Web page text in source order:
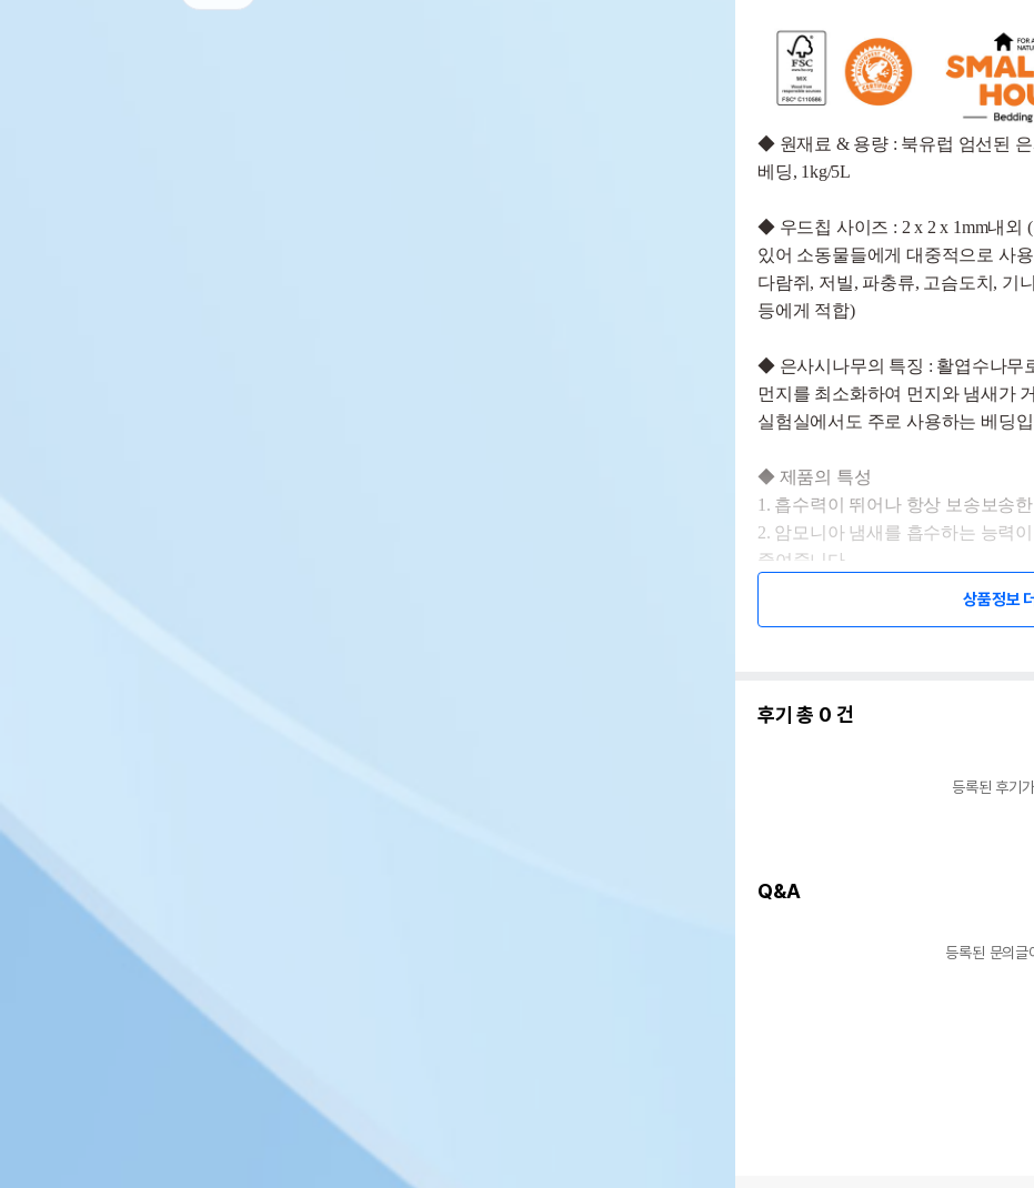
◆ 원재료 & 용량 : 북유럽 엄선된
베딩, 1kg/5L
◆ 우드칩 사이즈 : 2 x 2 x 1mm내외
있어 소동물들에게 대중적으로 사
다람쥐, 저빌, 파충류, 고슴도치, 기
등에게 적합)
◆ 은사시나무의 특징 : 활엽수나무
먼지를 최소화하여 먼지와 냄새가
실험실에서도 주로 사용하는 베딩
◆ 제품의 특성
1. 흡수력이 뛰어나 항상 보송보송
2. 암모니아 냄새를 흡수하는 능력
줄여줍니다.
3. 우드칩 형태의 제품으로 일반 베
상품정보
후기 총 0 건
등록된 후기
Q&A
등록된 문의글